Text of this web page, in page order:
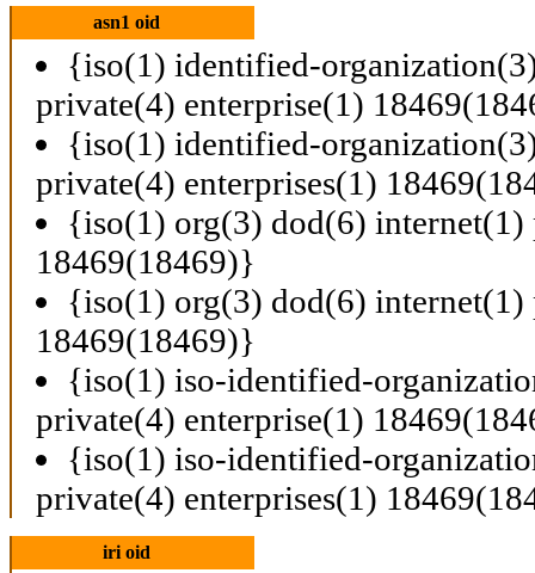
asn1 oid
{iso(1) identified-
private(4) enterprise(1)
{iso(1) identified-
private(4) enterprises(1)
{iso(1) org(3) dod(6) internet(1)
18469(18469)}
{iso(1) org(3) dod(6) internet(1)
18469(18469)}
{iso(1) iso-identified-
private(4) enterprise(1)
{iso(1) iso-identified-
private(4) enterprises(1)
iri oid